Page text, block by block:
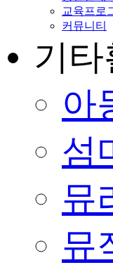
교육프로
커뮤니티
기타
아
섬
뮤
뮤